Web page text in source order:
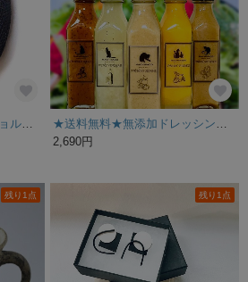
2,690円
残り1点 残り1点